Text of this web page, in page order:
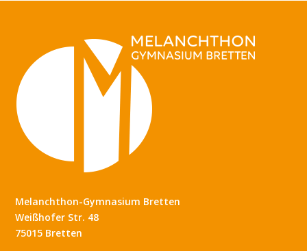
Melanchthon-Gymnasium Bretten
Weißhofer Str. 48
75015 Bretten